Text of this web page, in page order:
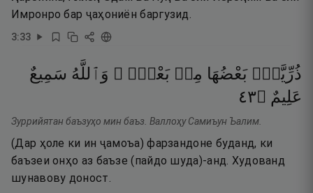
Имронро бар ҷаҳониён баргузид.
3:33
ذُرِّيَّةًۢ بَعْضُهَا مِنۢ بَعْضٍۢ ۗ وَٱللَّهُ سَمِيعٌ
عَلِيمٌ ۝٣٤
Зуррийятан баъзуҳо мин баъз. Валлоҳу Самиъун Ъалим.
(Дар ҳоле ки ин ҷамоъа) фарзандоне буданд, ки
баъзеи онҳо аз баъзе (пайдо шуда)-анд. Худованд
шунавову доност.